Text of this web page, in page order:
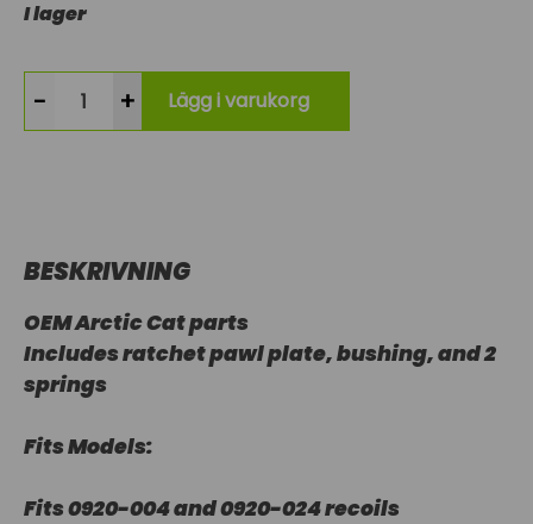
I lager
- + Lägg i varukorg
BESKRIVNING
OEM Arctic Cat parts
Includes ratchet pawl plate, bushing, and 2
springs
Fits Models:
Fits 0920-004 and 0920-024 recoils